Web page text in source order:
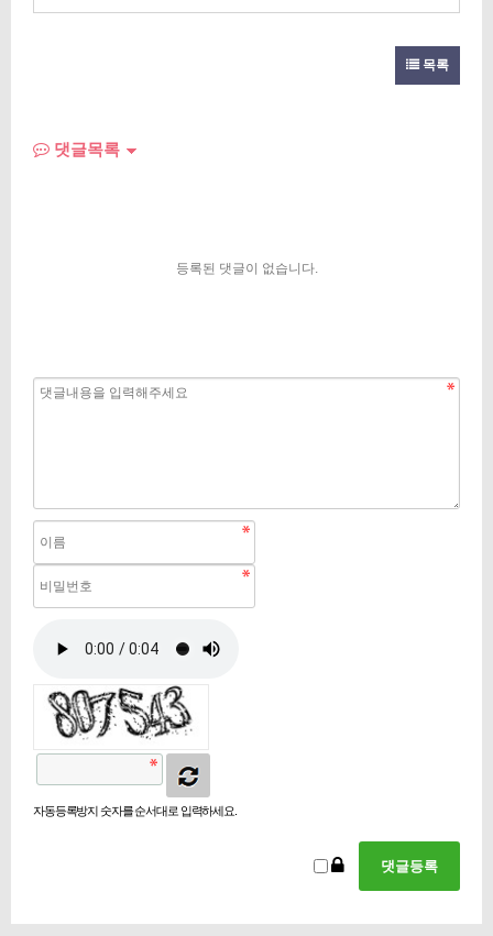
목록
댓글목록
등록된 댓글이 없습니다.
자동등록방지 숫자를 순서대로 입력하세요.